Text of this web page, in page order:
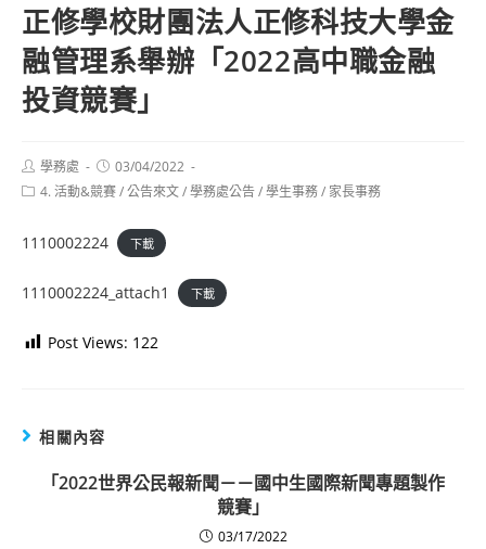
正修學校財團法人正修科技大學金
融管理系舉辦「2022高中職金融
投資競賽」
Post
author:
學務處
Post
published:
03/04/2022
Post4. 活動&競賽/公告來文/學務處公告/學生事務/ 家長事務
1110002224 下載
1110002224_attach1 下載
Post Views: 122
相關內容
「2022世界公民報新聞－－國中生國際新聞專題製作
競賽」
03/17/2022